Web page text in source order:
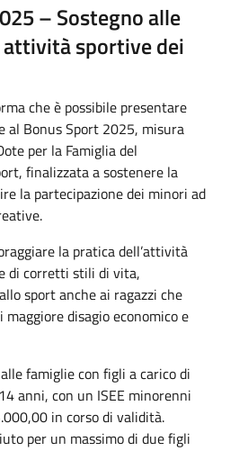
– Sostegno alle
sportive dei
che è possibile presentare
al Bonus Sport 2025, misura
per la Famiglia del
finalizzata a sostenere la
la partecipazione dei minori ad
la pratica dell’attività
di corretti stili di vita,
sport anche ai ragazzi che
disagio economico e
famiglie con figli a carico di
anni, con un ISEE minorenni
in corso di validità.
per un massimo di due figli